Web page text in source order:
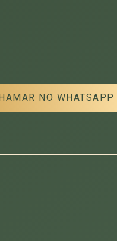
NO WHATSAPP